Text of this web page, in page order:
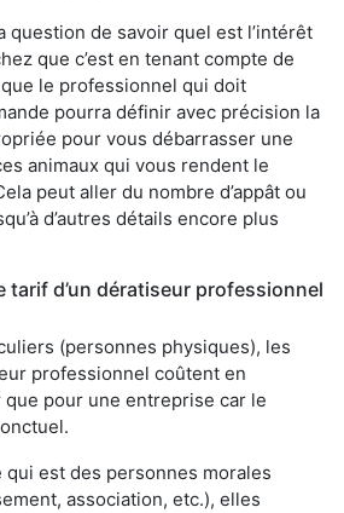
question de savoir quel est l’intérêt
que c’est en tenant compte de
le professionnel qui doit
pourra définir avec précision la
pour vous débarrasser une
animaux qui vous rendent le
peut aller du nombre d’appât ou
d’autres détails encore plus
tarif d’un dératiseur professionnel
(personnes physiques), les
professionnel coûtent en
pour une entreprise car le
qui est des personnes morales
association, etc.), elles